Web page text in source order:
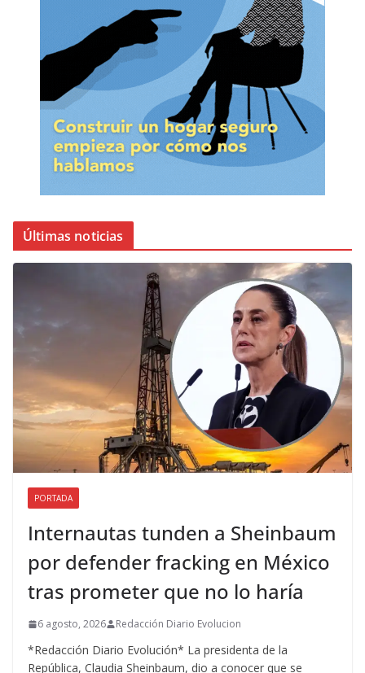
Últimas noticias
PORTADA
Internautas tunden a Sheinbaum
por defender fracking en México
tras prometer que no lo haría
6 agosto, 2026 Redacción Diario Evolucion
*Redacción Diario Evolución* La presidenta de la
República, Claudia Sheinbaum, dio a conocer que se